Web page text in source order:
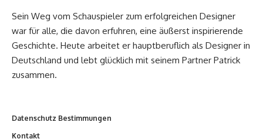
Sein Weg vom Schauspieler zum erfolgreichen Designer
war für alle, die davon erfuhren, eine äußerst inspirierende
Geschichte. Heute arbeitet er hauptberuflich als Designer in
Deutschland und lebt glücklich mit seinem Partner Patrick
zusammen.
Datenschutz Bestimmungen
Kontakt